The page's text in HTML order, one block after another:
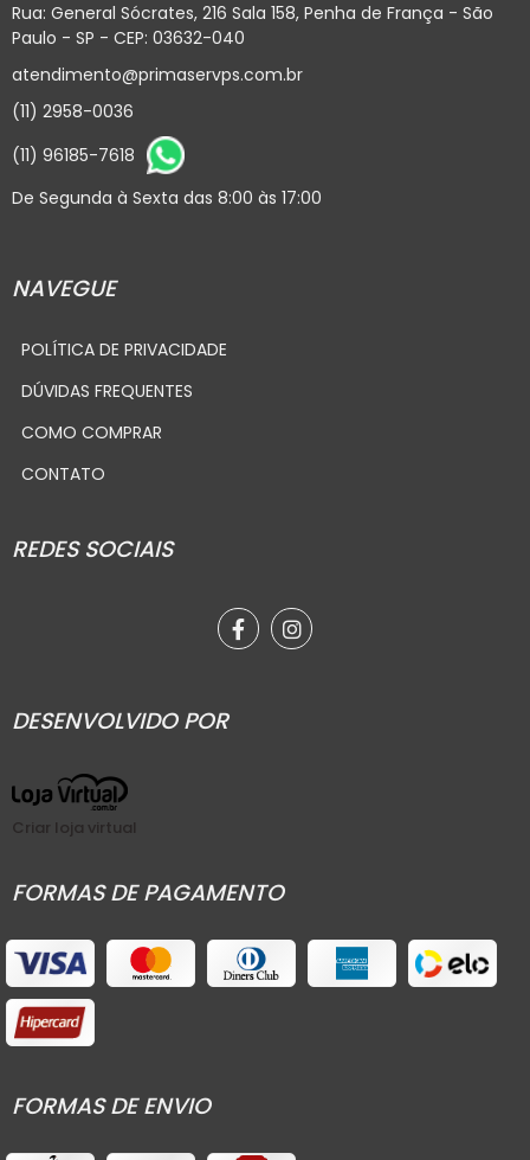
Rua: General Sócrates, 216 Sala 158, Penha de França - São
Paulo - SP - CEP: 03632-040
atendimento@primaservps.com.br
(11) 2958-0036
(11) 96185-7618
De Segunda à Sexta das 8:00 às 17:00
NAVEGUE
POLÍTICA DE PRIVACIDADE
DÚVIDAS FREQUENTES
COMO COMPRAR
CONTATO
REDES SOCIAIS
DESENVOLVIDO POR
Criar loja virtual
FORMAS DE PAGAMENTO
FORMAS DE ENVIO